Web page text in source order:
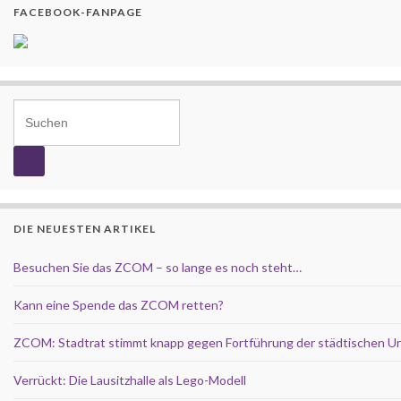
FACEBOOK-FANPAGE
DIE NEUESTEN ARTIKEL
Besuchen Sie das ZCOM – so lange es noch steht…
Kann eine Spende das ZCOM retten?
ZCOM: Stadtrat stimmt knapp gegen Fortführung der städtischen
Verrückt: Die Lausitzhalle als Lego-Modell